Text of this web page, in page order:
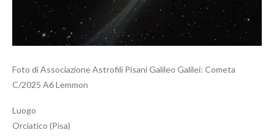
Foto di Associazione Astrofili Pisani Galileo Galilei: Cometa
C/2025 A6 Lemmon
Luogo
Orciatico (Pisa)